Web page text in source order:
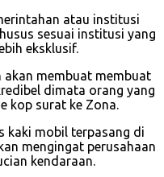
atau institusi
sesuai institusi yang
eksklusif.
membuat membuat
dimata orang yang
kop surat ke Zona.
kaki mobil terpasang di
mengingat perusahaan
kendaraan.